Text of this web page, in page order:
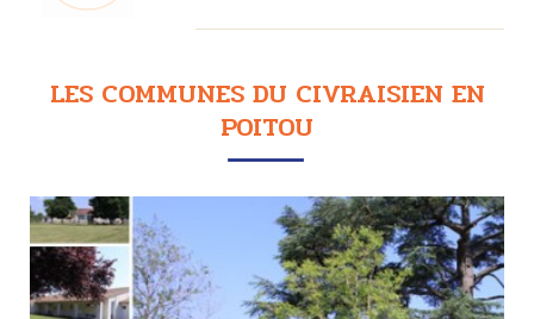
LES COMMUNES DU CIVRAISIEN EN
POITOU